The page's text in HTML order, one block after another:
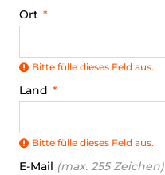
Ort
Bitte fülle dieses Feld aus.
Land
Bitte fülle dieses Feld aus.
E-Mail (max. 255 Zeichen)